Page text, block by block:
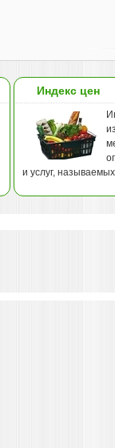
Индекс цен
и услуг,